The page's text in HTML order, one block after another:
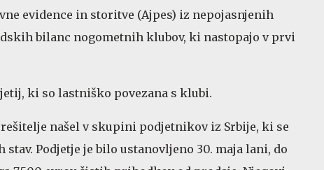
evidence in storitve (Ajpes) iz nepojasnjenih
bilanc nogometnih klubov, ki nastopajo v prvi
ki so lastniško povezana s klubi.
našel v skupini podjetnikov iz Srbije, ki se
Podjetje je bilo ustanovljeno 30. maja lani, do